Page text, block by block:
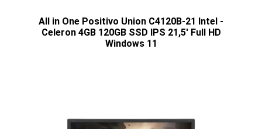
All in One Positivo Union C4120B-21 Intel -
Celeron 4GB 120GB SSD IPS 21,5' Full HD
Windows 11